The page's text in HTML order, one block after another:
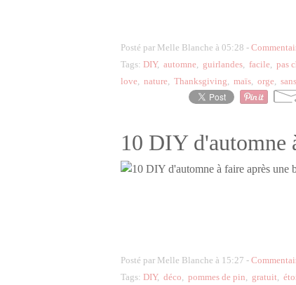
Posté par Melle Blanche à 05:28 -
Tags: DIY, automne, guirlandes, facile, pas
love, nature, Thanksgiving, maïs, orge,
10 DIY d'automne
Posté par Melle Blanche à 15:27 -
Tags: DIY, déco, pommes de pin, gratuit,